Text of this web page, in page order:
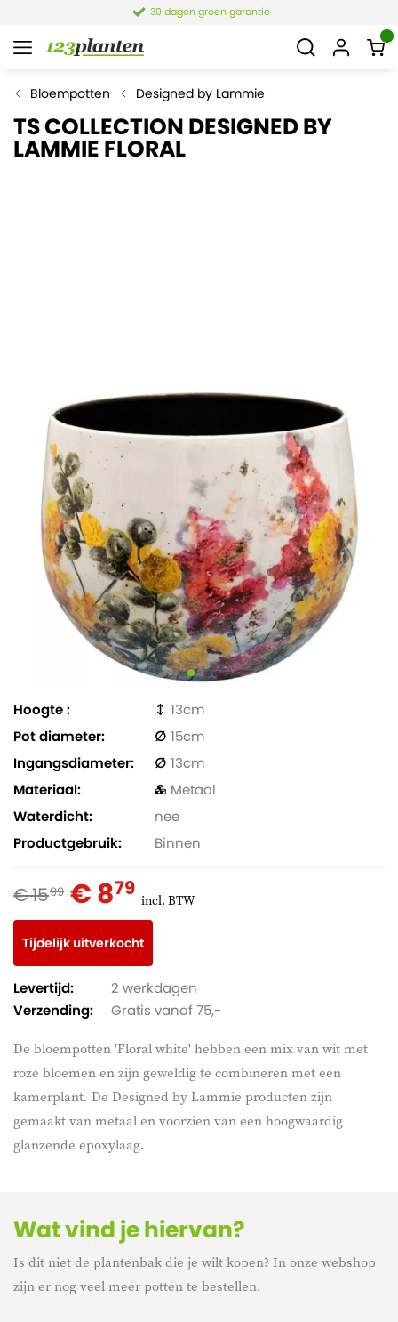
30 dagen groen garantie
Bloempotten Designed by Lammie
TS COLLECTION DESIGNED BY
LAMMIE FLORAL
De bloempotten 'Floral white' hebben een mix van wit met
roze bloemen en zijn geweldig te combineren met een
kamerplant. De Designed by Lammie producten zijn
gemaakt van metaal en voorzien van een hoogwaardig
glanzende epoxylaag.
Hoogte
13
Pot diameter
15
Ingangsdiameter
13
Materiaal
Metaal
Waterdicht
nee
Productgebruik
Binnen
€ 1599 € 879 incl. BTW
Tijdelijk uitverkocht
Levertijd:
2 werkdagen
Verzending:
Gratis vanaf 75,-
Wat vind je hiervan?
Is dit niet de plantenbak die je wilt kopen? In onze webshop
zijn er nog veel meer potten te bestellen.